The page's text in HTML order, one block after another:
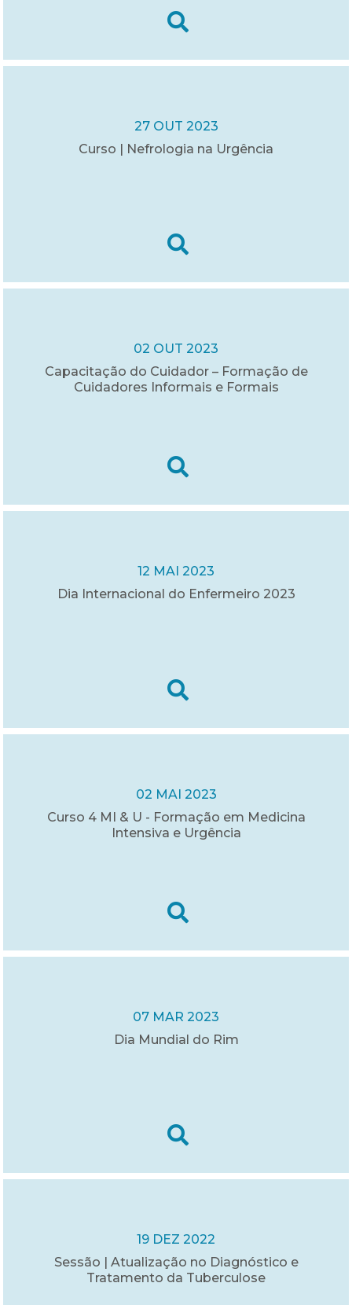
27 OUT 2023
Curso | Nefrologia na Urgência
02 OUT 2023
Capacitação do Cuidador – Formação de
Cuidadores Informais e Formais
12 MAI 2023
Dia Internacional do Enfermeiro 2023
02 MAI 2023
Curso 4 MI & U - Formação em Medicina
Intensiva e Urgência
07 MAR 2023
Dia Mundial do Rim
19 DEZ 2022
Sessão | Atualização no Diagnóstico e
Tratamento da Tuberculose